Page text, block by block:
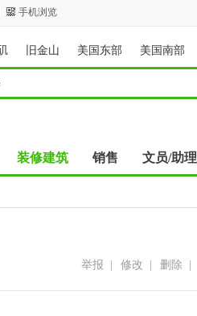
手机浏览
旧金山 美国东部 美国南部
装修建筑 销售 文员/助理
删除
修改
举报